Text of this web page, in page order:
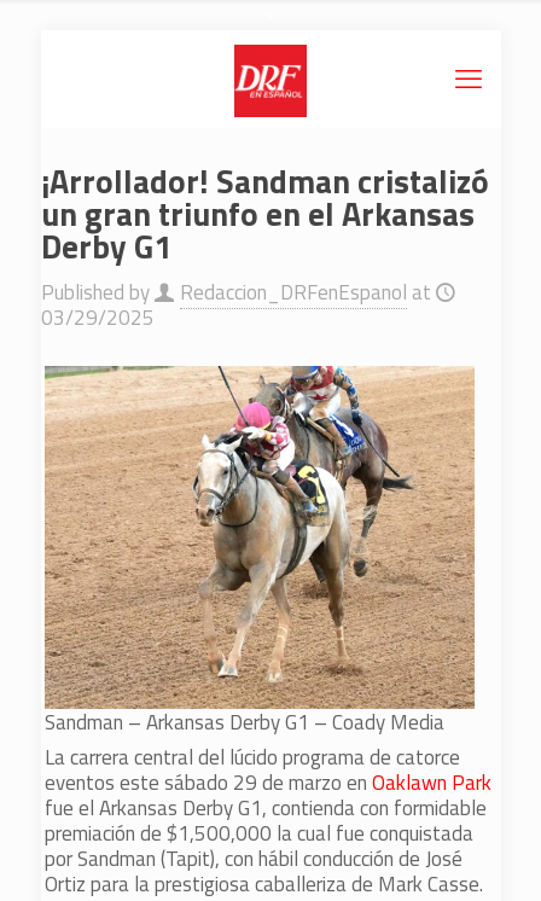
¡Arrollador! Sandman cristalizó
un gran triunfo en el Arkansas
Derby G1
Published by Redaccion_DRFenEspanol at
03/29/2025
Sandman – Arkansas Derby G1 – Coady Media
La carrera central del lúcido programa de catorce
eventos este sábado 29 de marzo enOaklawn Park
fue el Arkansas Derby G1, contienda con formidable
premiación de $1,500,000 la cual fue conquistada
por Sandman (Tapit), con hábil conducción de José
Ortiz para la prestigiosa caballeriza de Mark Casse.